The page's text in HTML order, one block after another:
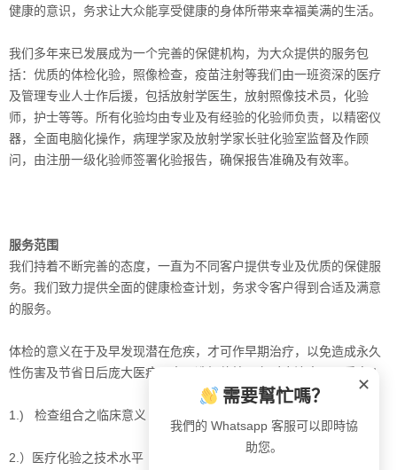
健康的意识，务求让大众能享受健康的身体所带来幸福美满的生活。
我们多年来已发展成为一个完善的保健机构，为大众提供的服务包
括：优质的体检化验，照像检查，疫苗注射等我们由一班资深的医疗
及管理专业人士作后援，包括放射学医生，放射照像技术员，化验
师，护士等等。所有化验均由专业及有经验的化验师负责，以精密仪
器，全面电脑化操作，病理学家及放射学家长驻化验室监督及作顾
问，由注册一级化验师签署化验报告，确保报告准确及有效率。
服务范围
我们持着不断完善的态度，一直为不同客户提供专业及优质的保健服
务。我们致力提供全面的健康检查计划，务求令客户得到合适及满意
的服务。
体检的意义在于及早发现潜在危疾，才可作早期治疗，以免造成永久
性伤害及节省日后庞大医疗开支。选择体检服务时应注意以下重点︰
1.) 检查组合之临床意义
2.）医疗化验之技术水平
✕
需要幫忙嗎？
我們的 Whatsapp 客服可以即時協
助您。